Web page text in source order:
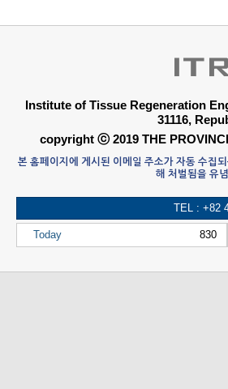
Institute of Tissue Regeneration
31116,
copyright ⓒ 2019 THE
본 홈페이지에 게시된 이메일 주소가 자동 수집
해 처벌됨을 유
TEL : +82
Today 830